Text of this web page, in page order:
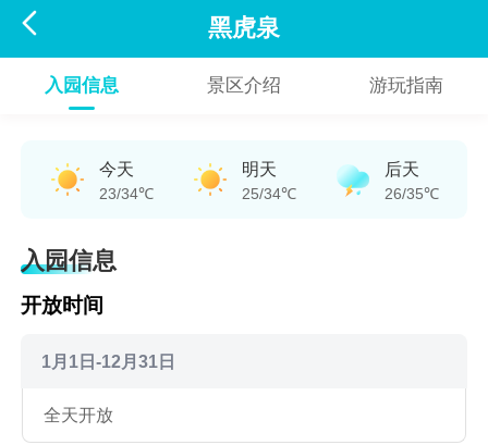
 黑虎泉
入园信息 景区介绍 游玩指南
今天
23/34℃
明天
25/34℃
后天
26/35℃
入园信息
开放时间
1月1日-12月31日
全天开放